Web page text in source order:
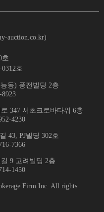
auction.co.kr)
호
호
동) 풍전빌딩 2층
347 서초크로바타워 6층
4230
43, PJ빌딩 302호
7366
9 고려빌딩 2층
1450
Firm Inc. All rights